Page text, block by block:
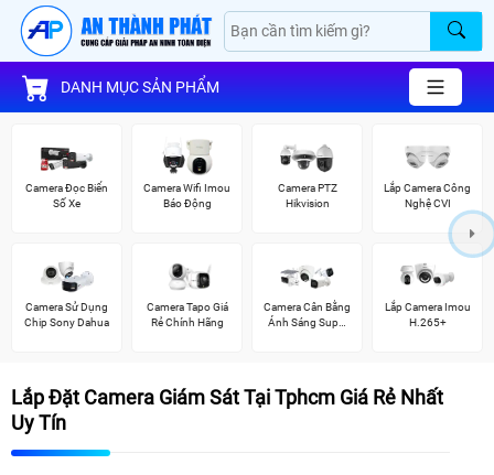
DANH MỤC SẢN PHẨM
Camera Đọc Biển
Số Xe
Camera Wifi Imou
Báo Động
Camera PTZ
Hikvision
Lắp Camera Công
Nghệ CVI
Camera Sử Dụng
Chip Sony Dahua
Camera Tapo Giá
Rẻ Chính Hãng
Camera Cân Bằng
Ánh Sáng Super
Lắp Camera Imou
H.265+
Lắp Đặt Camera Giám Sát Tại Tphcm Giá Rẻ Nhất
Uy Tín